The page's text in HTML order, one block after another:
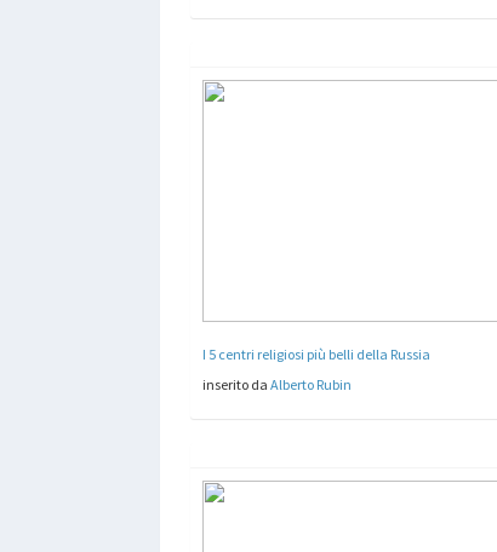
I 5 centri religiosi più belli della Russia
inserito da Alberto Rubin